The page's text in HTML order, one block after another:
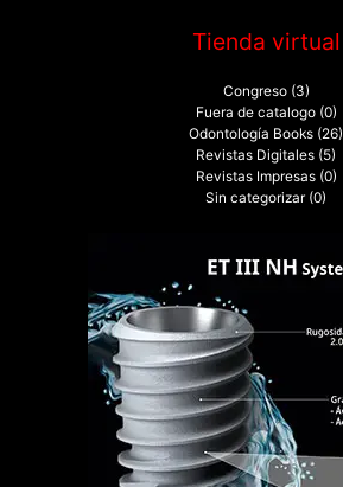
Tienda virtual
Congreso (3)
Fuera de catalogo (0)
Odontología Books (26)
Revistas Digitales (5)
Revistas Impresas (0)
Sin categorizar (0)